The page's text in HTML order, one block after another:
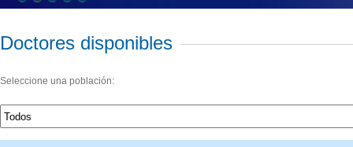
Doctores disponibles
Seleccione una población: